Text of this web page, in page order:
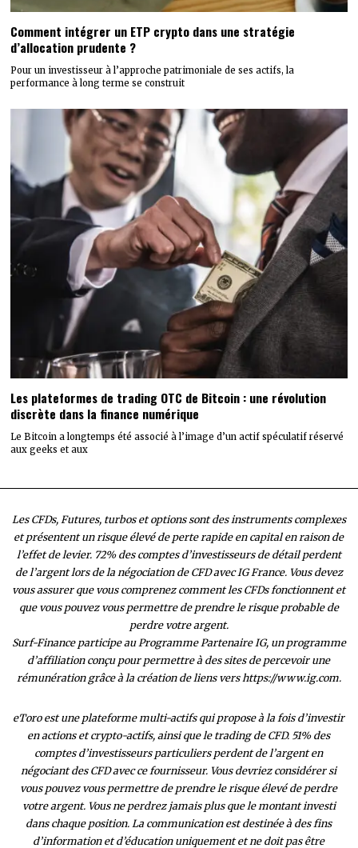
Comment intégrer un ETP crypto dans une stratégie
d’allocation prudente ?
Pour un investisseur à l’approche patrimoniale de ses actifs, la
performance à long terme se construit
Les plateformes de trading OTC de Bitcoin : une révolution
discrète dans la finance numérique
Le Bitcoin a longtemps été associé à l’image d’un actif spéculatif réservé
aux geeks et aux
Les CFDs, Futures, turbos et options sont des instruments complexes
et présentent un risque élevé de perte rapide en capital en raison de
l’effet de levier. 72% des comptes d’investisseurs de détail perdent
de l’argent lors de la négociation de CFD avec IG France. Vous devez
vous assurer que vous comprenez comment les CFDs fonctionnent et
que vous pouvez vous permettre de prendre le risque probable de
perdre votre argent.
Surf-Finance participe au Programme Partenaire IG, un programme
d’affiliation conçu pour permettre à des sites de percevoir une
rémunération grâce à la création de liens vers https://www.ig.com.
eToro est une plateforme multi-actifs qui propose à la fois d’investir
en actions et crypto-actifs, ainsi que le trading de CFD. 51% des
comptes d’investisseurs particuliers perdent de l’argent en
négociant des CFD avec ce fournisseur. Vous devriez considérer si
vous pouvez vous permettre de prendre le risque élevé de perdre
votre argent. Vous ne perdrez jamais plus que le montant investi
dans chaque position. La communication est destinée à des fins
d’information et d’éducation uniquement et ne doit pas être